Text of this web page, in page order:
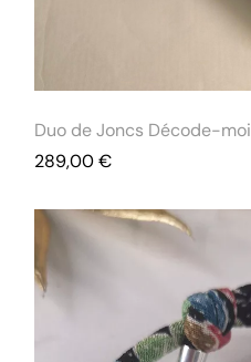
Duo de Joncs Décode-moi
289,00€